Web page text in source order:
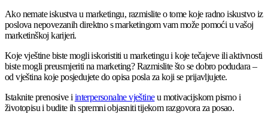
Ako nemate iskustva u marketingu, razmislite o tome koje radno iskustvo iz
poslova nepovezanih direktno s marketingom vam može pomoći u vašoj
marketinškoj karijeri.
Koje vještine biste mogli iskoristiti u marketingu i koje tečajeve ili aktivnosti
biste mogli preusmjeriti na marketing? Razmislite što se dobro podudara –
od vještina koje posjedujete do opisa posla za koji se prijavljujete.
Istaknite prenosive iinterpersonalne vještineu motivacijskom pismo i
životopisu i budite ih spremni objasniti tijekom razgovora za posao.